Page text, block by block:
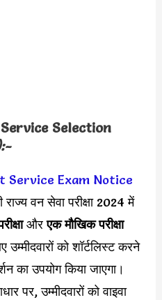
Selection
Service Exam Notice
वन सेवा परीक्षा 2024 में
औरएक मौखिक परीक्षा
उम्मीदवारों को शॉर्टलिस्ट करने
का उपयोग किया जाएगा।
पर, उम्मीदवारों को वाइवा